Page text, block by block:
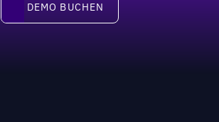
DEMO BUCHEN
DEMO BUCHEN